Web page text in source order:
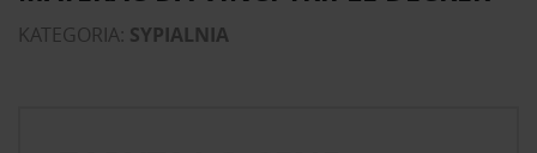
KATEGORIA: SYPIALNIA